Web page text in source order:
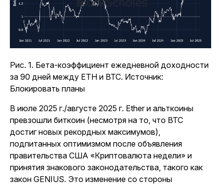
Рис. 1. Бета-коэффициент ежедневной доходности
за 90 дней между ETH и BTC. Источник:
Блокировать планы
В июле 2025 г./августе 2025 г. Ether и альткоины
превзошли биткоин (несмотря на то, что BTC
достиг новых рекордных максимумов),
подпитанных оптимизмом после объявления
правительства США «Криптовалюта недели» и
принятия знакового законодательства, такого как
закон GENIUS. Это изменение со стороны